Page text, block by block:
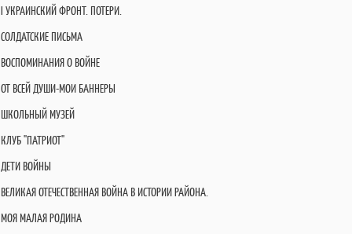
I УКРАИНСКИЙ ФРОНТ. ПОТЕРИ.
СОЛДАТСКИЕ ПИСЬМА
ВОСПОМИНАНИЯ О ВОЙНЕ
ОТ ВСЕЙ ДУШИ-МОИ БАННЕРЫ
ШКОЛЬНЫЙ МУЗЕЙ
КЛУБ "ПАТРИОТ"
ДЕТИ ВОЙНЫ
ВЕЛИКАЯ ОТЕЧЕСТВЕННАЯ ВОЙНА В ИСТОРИИ РАЙОНА.
МОЯ МАЛАЯ РОДИНА